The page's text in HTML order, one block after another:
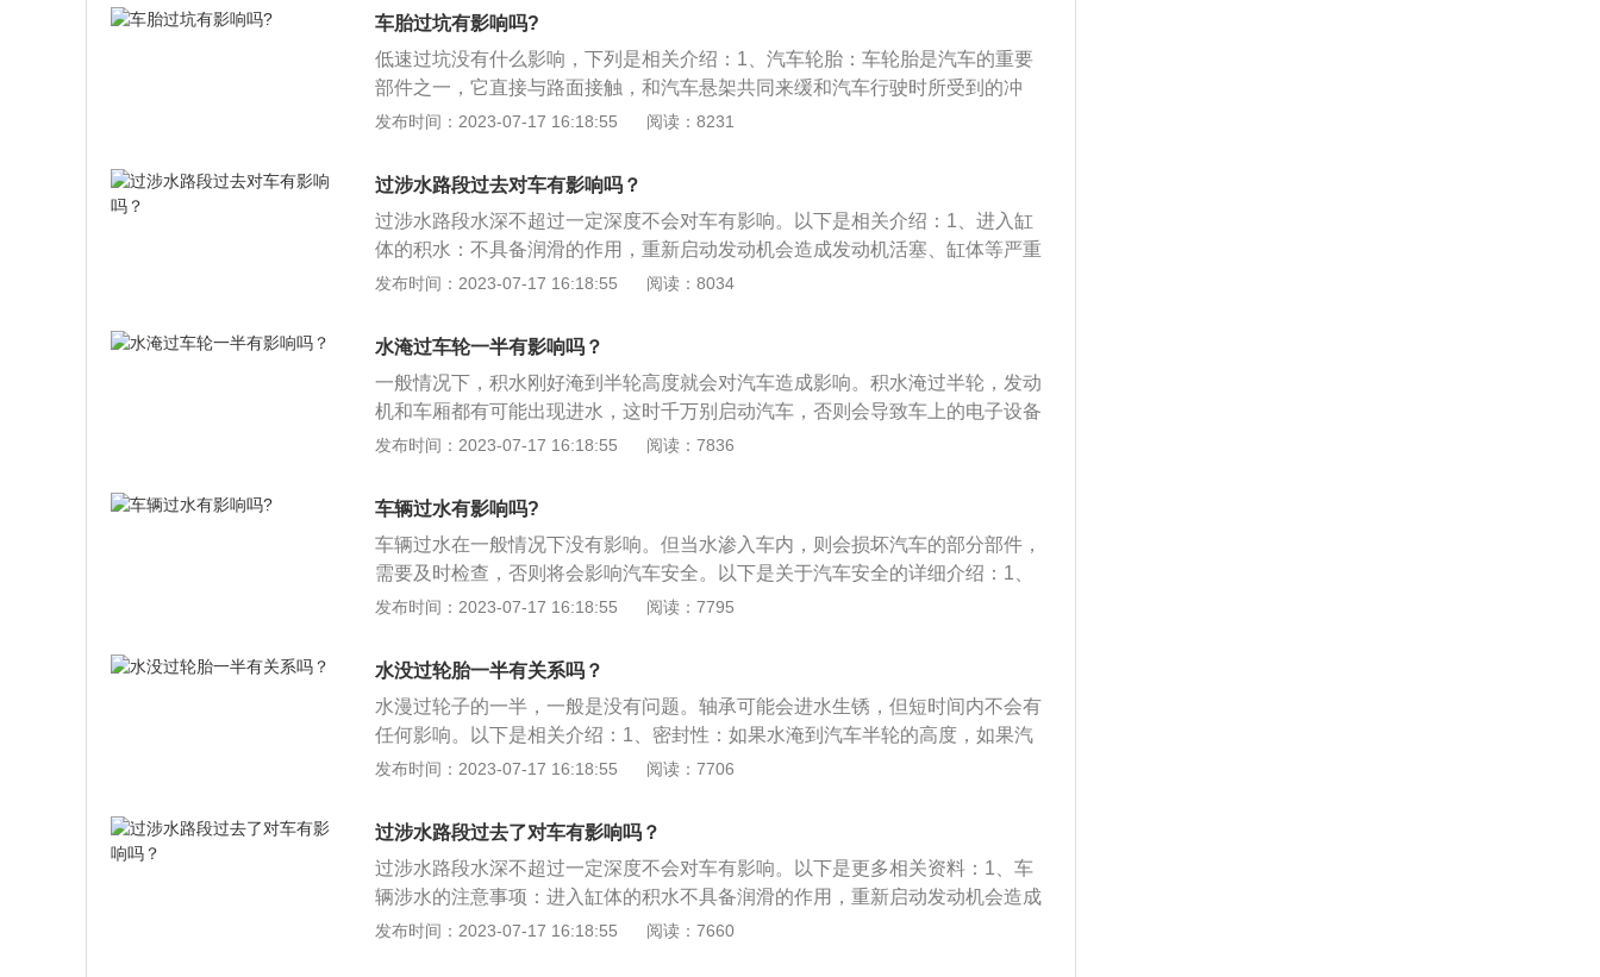
线的应停车；而闯黄灯属于违反道路交通信号灯通行，驾驶证记6分，并罚款。
特殊情况闯黄灯可申请复议：遇到前方公交车、货车、拖挂车等大型车辆，由于
视线阻挡“误闯”黄灯，此时可以带上行驶记录到交警部门撤销处罚。遇到救护
车、消防车、警车、特种车等进行紧急任务，路口红绿灯需要避让时，闯黄灯也
可以撤销处罚，需要带上行车记录进行复议，交警部门也会根据车辆行驶路线、
指挥，需要听从交警的指挥，即使被电子违章摄像拍摄到，也查到了违章记录，
到交警大队开具调流证明即可。
车胎过坑有影响吗?
低速过坑没有什么影响，下列是相关介绍：1、汽车轮胎：车轮胎是汽车的重要
部件之一，它直接与路面接触，和汽车悬架共同来缓和汽车行驶时所受到的冲
击，保证汽车有良好的乘座舒适性和行驶平顺性；保证车轮和路面有良好的附着
起的重要作用越来越受到人们的重视。2、起源：在1895年随着汽车的出现，充
气轮胎得到广泛的发展，首批汽车轮胎样品是1895年在法国出现，这是由平纹帆
布制成的单管式轮胎，虽有胎面胶但无花纹。
发布时间：2023-07-17 16:18:55 阅读：8231
过涉水路段过去对车有影响吗？
过涉水路段水深不超过一定深度不会对车有影响。以下是相关介绍：1、进入缸
体的积水：不具备润滑的作用，重新启动发动机会造成发动机活塞、缸体等严重
磨损。严重者甚至导致发动机报废。车辆行驶到积水路段时，优先要根据驾驶员
害方面来看，车辆被水浸泡之后对于系统来说一定会有所损害。比如电路系统，
动力系统等。这些都是汽车的核心系统，即使被修复后也会对使用造成一定的影
响。
发布时间：2023-07-17 16:18:55 阅读：8034
水淹过车轮一半有影响吗？
一般情况下，积水刚好淹到半轮高度就会对汽车造成影响。积水淹过半轮，发动
机和车厢都有可能出现进水，这时千万别启动汽车，否则会导致车上的电子设备
和电子元件烧毁。1、积水淹没排气管：当积水淹没排气管，但不及半轮高度的
行驶的时候，注意减速，避免发动机进气系统进水即可。2、积水刚好淹到半轮
高度：积水淹到汽车半轮的高度，如果汽车的密封性良好，一般情况下是不会进
水的；但如果浸泡的时间比较久，并且密封性不好，汽车就会有可能渗水。在确
保发动机进气系统没有进水的情况下，把汽车行驶到4S店，把浸湿的内饰拆开，
清洗晾干即可。
发布时间：2023-07-17 16:18:55 阅读：7836
车辆过水有影响吗?
车辆过水在一般情况下没有影响。但当水渗入车内，则会损坏汽车的部分部件，
需要及时检查，否则将会影响汽车安全。以下是关于汽车安全的详细介绍：1、
概况：汽车安全对于车辆来说主要分为主动安全和被动安全两大方面。主动安全
尽量平稳，不至于偏离既定的行进路线，而且不影响司机的视野与舒适性。2、
其他：汽车安全技术涉及的范围越来越广、越来越细，并朝着集成化、智能化、
系统化、全员化的方向发展。夜间行车时严格控制车速是确保安全的根本措施。
发布时间：2023-07-17 16:18:55 阅读：7795
水没过轮胎一半有关系吗？
水漫过轮子的一半，一般是没有问题。轴承可能会进水生锈，但短时间内不会有
任何影响。以下是相关介绍：1、密封性：如果水淹到汽车半轮的高度，如果汽
车密封性好，一般不会进水；但是如果汽车长时间浸泡，密封性不好，汽车可能
开，清洗并晾干。2、发动机和舱室：如果积水淹没车轮的一半，水可能会进入
发动机和舱室。此时不要启动汽车，否则会导致汽车上的电子设备和电子元件烧
坏。
发布时间：2023-07-17 16:18:55 阅读：7706
过涉水路段过去了对车有影响吗？
过涉水路段水深不超过一定深度不会对车有影响。以下是更多相关资料：1、车
辆涉水的注意事项：进入缸体的积水不具备润滑的作用，重新启动发动机会造成
发动机活塞、缸体等严重磨损，严重者甚至导致发动机报废。车辆行驶到积水路
发布时间：2023-07-17 16:18:55 阅读：7660